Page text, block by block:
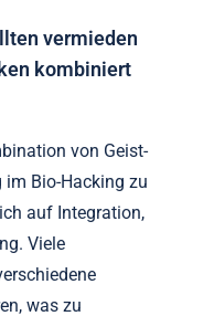
vermieden
kombiniert
von Geist-
im Bio-Hacking zu
auf Integration,
Viele
was zu